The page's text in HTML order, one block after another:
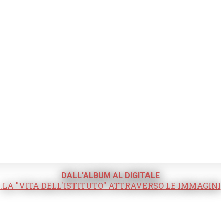
DALL'ALBUM AL DIGITALE
.LA "VITA DELL'ISTITUTO" ATTRAVERSO LE IMMAGINI